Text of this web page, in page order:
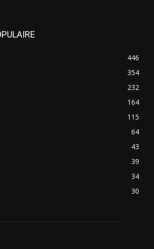
446
354
232
164
115
64
43
39
34
30